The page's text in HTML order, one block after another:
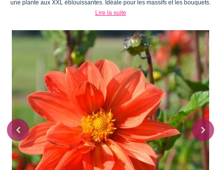
une plante aux XXL éblouissantes. Idéale pour les massifs et les bouquets.
Lire la suite